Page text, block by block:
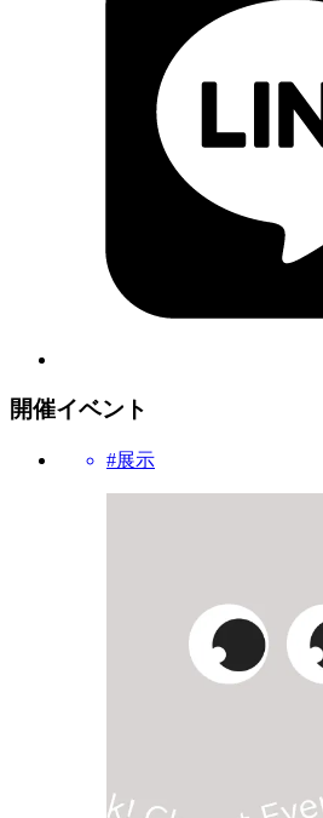
開催イベント
#展示